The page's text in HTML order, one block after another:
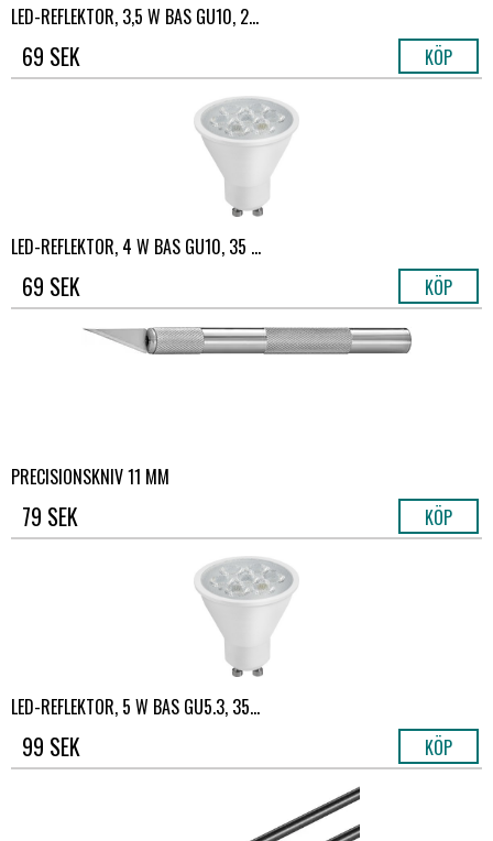
LED-REFLEKTOR, 3,5 W BAS GU10, 2...
69 SEK KÖP
LED-REFLEKTOR, 4 W BAS GU10, 35 ...
69 SEK KÖP
PRECISIONSKNIV 11 MM
79 SEK KÖP
LED-REFLEKTOR, 5 W BAS GU5.3, 35...
99 SEK KÖP